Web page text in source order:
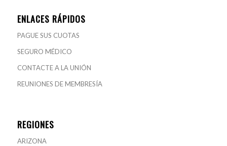
ENLACES RÁPIDOS
PAGUE SUS CUOTAS
SEGURO MÉDICO
CONTACTE A LA UNIÓN
REUNIONES DE MEMBRESÍA
REGIONES
ARIZONA